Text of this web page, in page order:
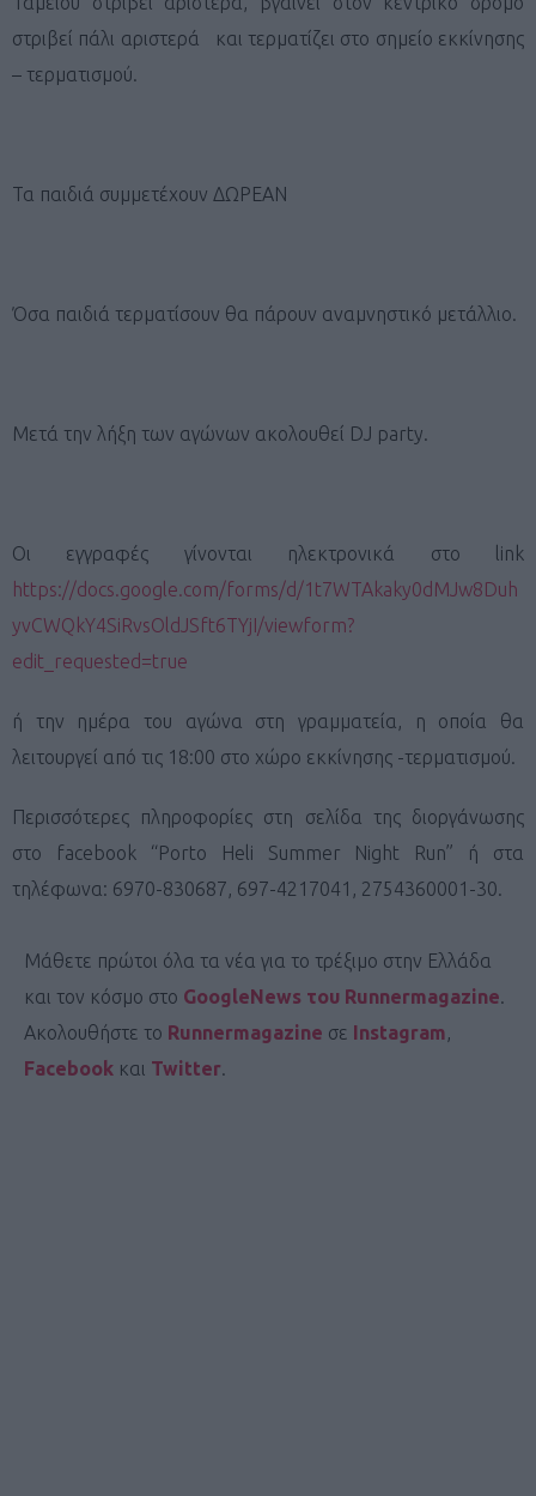
στριβεί πάλι αριστερά και τερματίζει στο σημείο εκκίνησης
– τερματισμού.
Τα παιδιά συμμετέχουν ΔΩΡΕΑΝ
Όσα παιδιά τερματίσουν θα πάρουν αναμνηστικό μετάλλιο.
Μετά την λήξη των αγώνων ακολουθεί DJ party.
Οι εγγραφές γίνονται ηλεκτρονικά στο link
https://docs.google.com/forms/d/1t7WTAkaky0dMJw8Duh
yvCWQkY4SiRvsOldJSft6TYjI/viewform?
edit_requested=true
ή την ημέρα του αγώνα στη γραμματεία, η οποία θα
λειτουργεί από τις 18:00 στο χώρο εκκίνησης -τερματισμού.
Περισσότερες πληροφορίες στη σελίδα της διοργάνωσης
στο facebook “Porto Heli Summer Night Run” ή στα
τηλέφωνα: 6970-830687, 697-4217041, 2754360001-30.
Μάθετε πρώτοι όλα τα νέα για το τρέξιμο στην Ελλάδα
και τον κόσμο στο GoogleNews του Runnermagazine.
Ακολουθήστε το Runnermagazine σε Instagram,
Facebook και Twitter.